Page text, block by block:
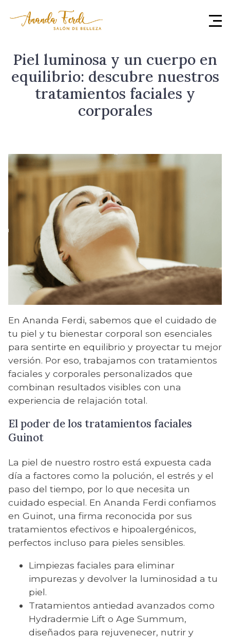
Piel luminosa y un cuerpo en
equilibrio: descubre nuestros
tratamientos faciales y
corporales
En Ananda Ferdi, sabemos que el cuidado de
tu piel y tu bienestar corporal son esenciales
para sentirte en equilibrio y proyectar tu mejor
versión. Por eso, trabajamos con tratamientos
faciales y corporales personalizados que
combinan resultados visibles con una
experiencia de relajación total.
El poder de los tratamientos faciales
Guinot
La piel de nuestro rostro está expuesta cada
día a factores como la polución, el estrés y el
paso del tiempo, por lo que necesita un
cuidado especial. En Ananda Ferdi confiamos
en Guinot, una firma reconocida por sus
tratamientos efectivos e hipoalergénicos,
perfectos incluso para pieles sensibles.
Limpiezas faciales para eliminar
impurezas y devolver la luminosidad a tu
piel.
Tratamientos antiedad avanzados como
Hydradermie Lift o Age Summum,
diseñados para rejuvenecer, nutrir y